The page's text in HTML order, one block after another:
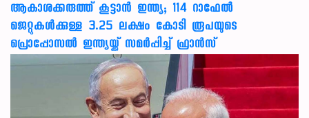
ആകാശക്കരുത്ത് കൂട്ടാൻ ഇന്ത്യ; 114 റാഫേൽ
ജെറ്റുകൾക്കുള്ള 3.25 ലക്ഷം കോടി രൂപയുടെ
പ്രൊപ്പോസൽ ഇന്ത്യയ്ക്ക് സമർപ്പിച്ച് ഫ്രാൻസ്